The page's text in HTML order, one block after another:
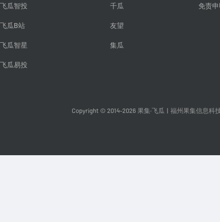
飞瓜智投
飞瓜B站
飞瓜智星
飞瓜易投
千瓜
友望
集瓜
免责
Copyright © 2014-2026 果集·飞瓜 福州果集信息科